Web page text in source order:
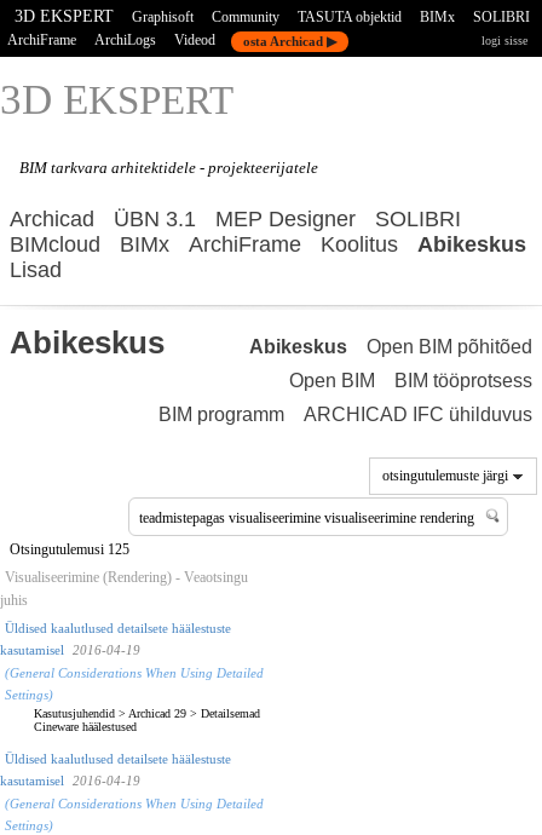
3D EKSPERT Graphisoft Community TASUTA objektid BIMx
SOLIBRI
ArchiFrame
ArchiLogs Videod osta Archicad ▶ logi sisse
3D EKSPERT
BIM tarkvara arhitektidele - projekteerijatele
Archicad ÜBN 3.1 MEP Designer
SOLIBRI
BIMcloud
BIMx ArchiFrame Koolitus
Abikeskus
Lisad
Abikeskus Abikeskus
Open BIM põhitõed
Open BIM
BIM tööprotsess
BIM programm
ARCHICAD IFC ühilduvus
otsingutulemuste järgi
Otsingutulemusi 125
Visualiseerimine (Rendering) - Veaotsingu
juhis
Üldised kaalutlused detailsete häälestuste
kasutamisel
2016-04-19
(General Considerations When Using Detailed
Settings)
Kasutusjuhendid > Archicad 29 > Detailsemad
Cineware häälestused
Üldised kaalutlused detailsete häälestuste
kasutamisel
2016-04-19
(General Considerations When Using Detailed
Settings)